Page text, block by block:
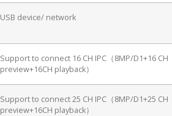
USB device/ network
Support to connect 16 CH IPC（8MP/D1+16 CH
preview+16CH playback）
Support to connect 25 CH IPC（8MP/D1+25 CH
preview+16CH playback）